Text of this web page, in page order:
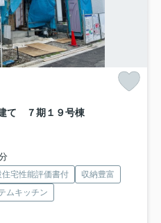
て ７期 １９号棟
住宅性能評価書付
収納豊富
ムキッチン